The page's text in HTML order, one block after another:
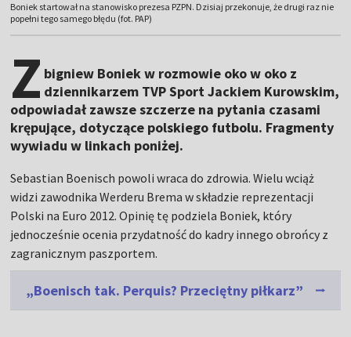
Boniek startował na stanowisko prezesa PZPN. Dzisiaj przekonuje, że drugi raz nie
popełni tego samego błędu (fot. PAP)
Z bigniew Boniek w rozmowie oko w oko z
dziennikarzem TVP Sport Jackiem Kurowskim,
odpowiadał zawsze szczerze na pytania czasami
krępujące, dotyczące polskiego futbolu. Fragmenty
wywiadu w linkach poniżej.
Sebastian Boenisch powoli wraca do zdrowia. Wielu wciąż
widzi zawodnika Werderu Brema w składzie reprezentacji
Polski na Euro 2012. Opinię tę podziela Boniek, który
jednocześnie ocenia przydatność do kadry innego obrońcy z
zagranicznym paszportem.
„Boenisch tak. Perquis? Przeciętny piłkarz”